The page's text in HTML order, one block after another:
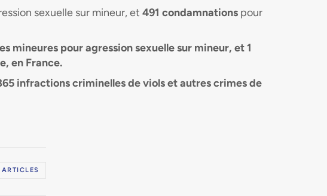
sexuelle sur mineur, et 491 condamnations pour
mineures pour agression sexuelle sur mineur, et1
en France.
infractions criminelles de viols et autres crimes de
ARTICLES